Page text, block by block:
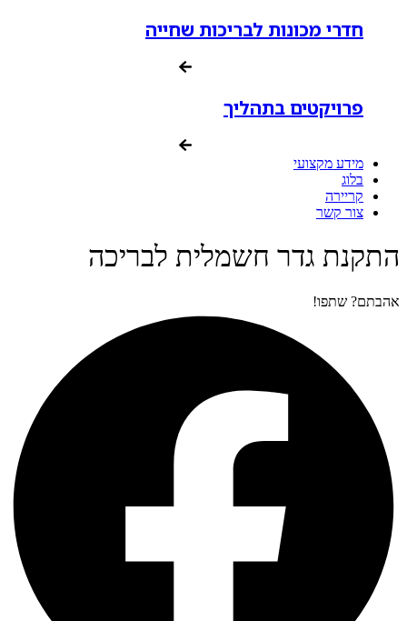
חדרי מכונות לבריכות שחייה
פרויקטים בתהליך
מידע מקצועי
בלוג
קריירה
צור קשר
התקנת גדר חשמלית לבריכה
אהבתם? שתפו!